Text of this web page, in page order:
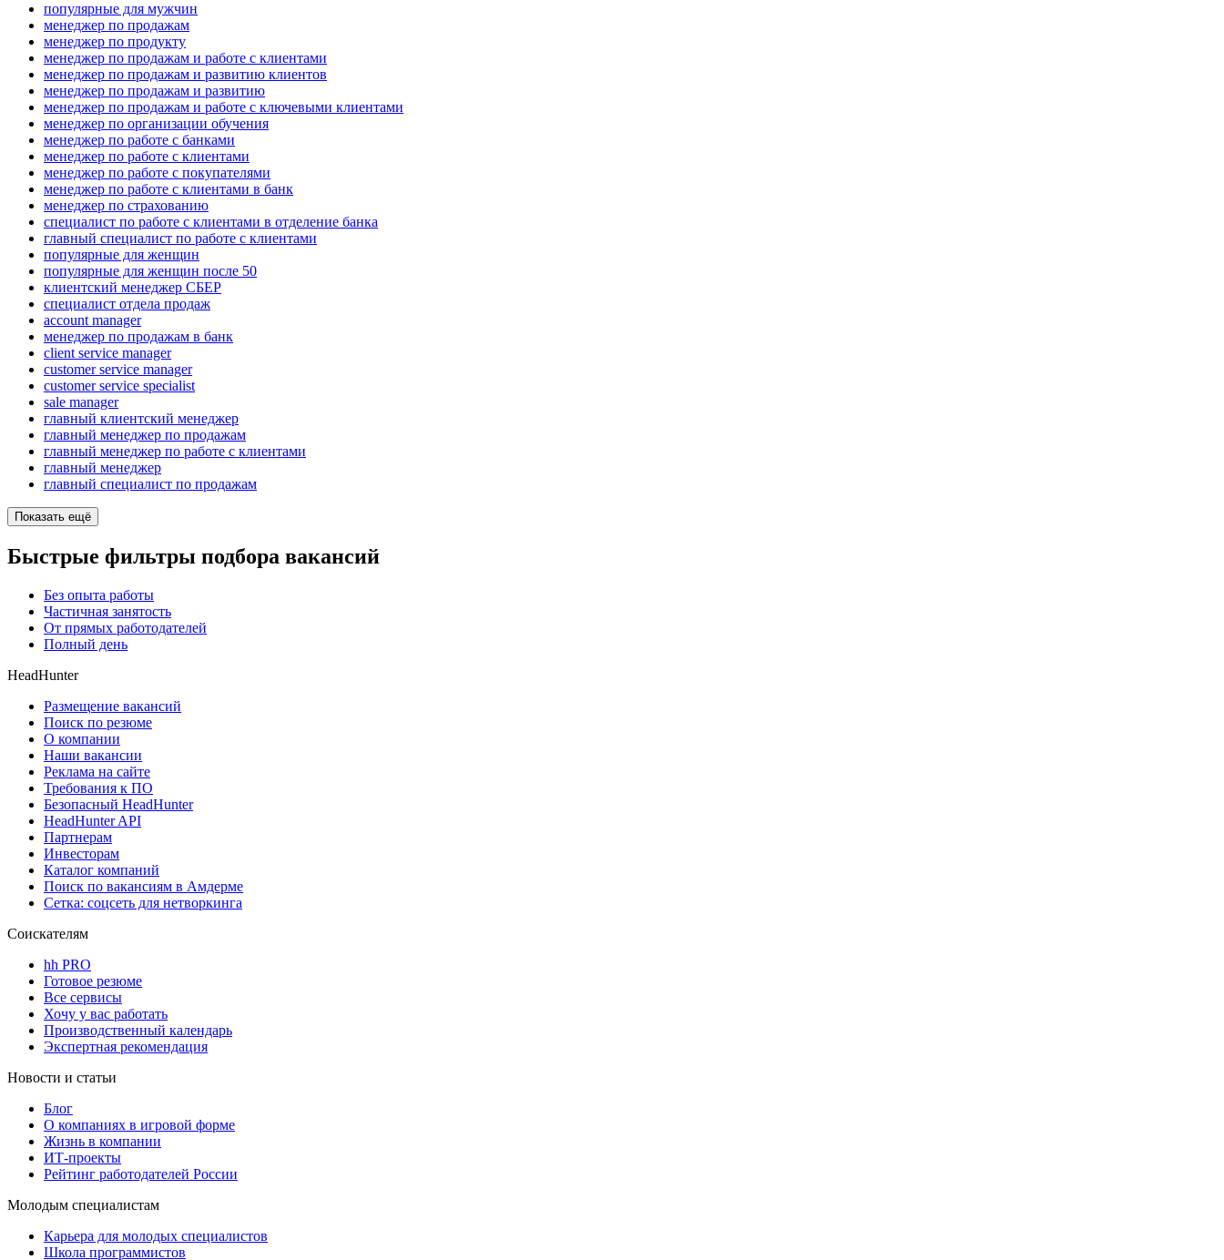
популярные для мужчин
менеджер по продажам
менеджер по продукту
менеджер по продажам и работе с клиентами
менеджер по продажам и развитию клиентов
менеджер по продажам и развитию
менеджер по продажам и работе с ключевыми клиентами
менеджер по организации обучения
менеджер по работе с банками
менеджер по работе с клиентами
менеджер по работе с покупателями
менеджер по работе с клиентами в банк
менеджер по страхованию
специалист по работе с клиентами в отделение банка
главный специалист по работе с клиентами
популярные для женщин
популярные для женщин после 50
клиентский менеджер СБЕР
специалист отдела продаж
account manager
менеджер по продажам в банк
client service manager
customer service manager
customer service specialist
sale manager
главный клиентский менеджер
главный менеджер по продажам
главный менеджер по работе с клиентами
главный менеджер
главный специалист по продажам
Показать ещё
Быстрые фильтры подбора вакансий
Без опыта работы
Частичная занятость
От прямых работодателей
Полный день
HeadHunter
Размещение вакансий
Поиск по резюме
О компании
Наши вакансии
Реклама на сайте
Требования к ПО
Безопасный HeadHunter
HeadHunter API
Партнерам
Инвесторам
Каталог компаний
Поиск по вакансиям в Амдерме
Сетка: соцсеть для нетворкинга
Соискателям
hh PRO
Готовое резюме
Все сервисы
Хочу у вас работать
Производственный календарь
Экспертная рекомендация
Новости и статьи
Блог
О компаниях в игровой форме
Жизнь в компании
ИТ-проекты
Рейтинг работодателей России
Молодым специалистам
Карьера для молодых специалистов
Школа программистов